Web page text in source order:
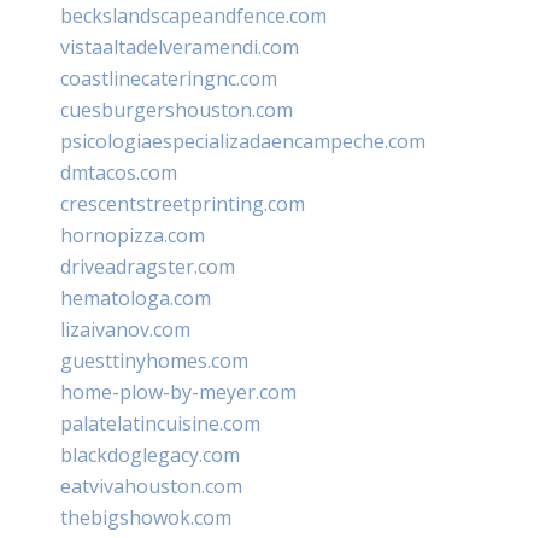
beckslandscapeandfence.com
vistaaltadelveramendi.com
coastlinecateringnc.com
cuesburgershouston.com
psicologiaespecializadaencampeche.com
dmtacos.com
crescentstreetprinting.com
hornopizza.com
driveadragster.com
hematologa.com
lizaivanov.com
guesttinyhomes.com
home-plow-by-meyer.com
palatelatincuisine.com
blackdoglegacy.com
eatvivahouston.com
thebigshowok.com